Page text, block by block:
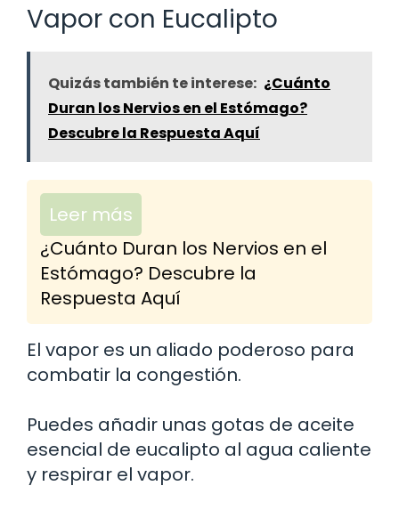
Vapor con Eucalipto
Quizás también te interese: ¿Cuánto
Duran los Nervios en el Estómago?
Descubre la Respuesta Aquí
Leer más
¿Cuánto Duran los Nervios en el
Estómago? Descubre la
Respuesta Aquí
El vapor es un aliado poderoso para
combatir la congestión.
Puedes añadir unas gotas de aceite
esencial de eucalipto al agua caliente
y respirar el vapor.